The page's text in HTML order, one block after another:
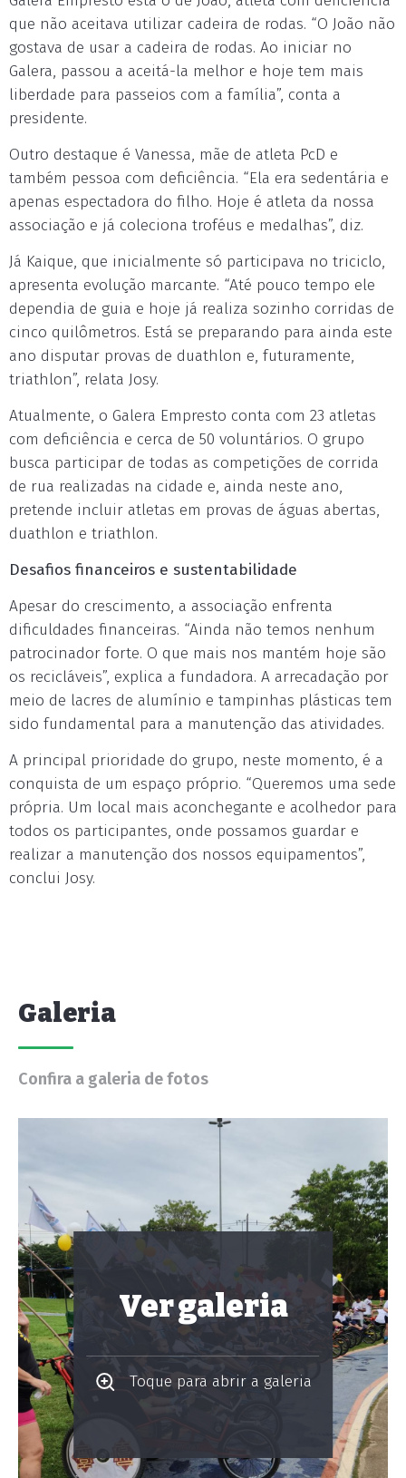
que não aceitava utilizar cadeira de rodas. “O João não
gostava de usar a cadeira de rodas. Ao iniciar no
Galera, passou a aceitá-la melhor e hoje tem mais
liberdade para passeios com a família”, conta a
presidente.
Outro destaque é Vanessa, mãe de atleta PcD e
também pessoa com deficiência. “Ela era sedentária e
apenas espectadora do filho. Hoje é atleta da nossa
associação e já coleciona troféus e medalhas”, diz.
Já Kaique, que inicialmente só participava no triciclo,
apresenta evolução marcante. “Até pouco tempo ele
dependia de guia e hoje já realiza sozinho corridas de
cinco quilômetros. Está se preparando para ainda este
ano disputar provas de duathlon e, futuramente,
triathlon”, relata Josy.
Atualmente, o Galera Empresto conta com 23 atletas
com deficiência e cerca de 50 voluntários. O grupo
busca participar de todas as competições de corrida
de rua realizadas na cidade e, ainda neste ano,
pretende incluir atletas em provas de águas abertas,
duathlon e triathlon.
Desafios financeiros e sustentabilidade
Apesar do crescimento, a associação enfrenta
dificuldades financeiras. “Ainda não temos nenhum
patrocinador forte. O que mais nos mantém hoje são
os recicláveis”, explica a fundadora. A arrecadação por
meio de lacres de alumínio e tampinhas plásticas tem
sido fundamental para a manutenção das atividades.
A principal prioridade do grupo, neste momento, é a
conquista de um espaço próprio. “Queremos uma sede
própria. Um local mais aconchegante e acolhedor para
todos os participantes, onde possamos guardar e
realizar a manutenção dos nossos equipamentos”,
conclui Josy.
Galeria
Confira a galeria de fotos
Ver galeria
Toque para abrir a galeria